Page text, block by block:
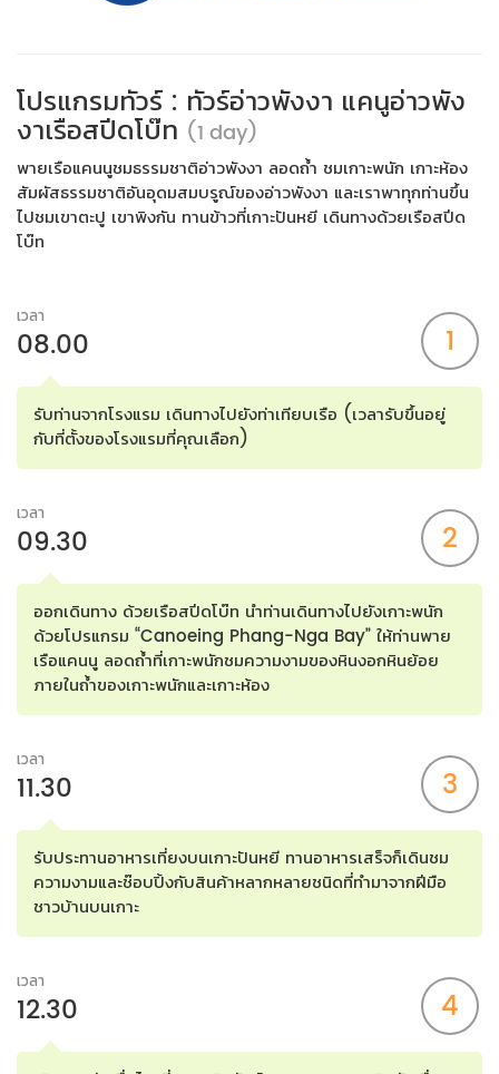
โปรแกรมทัวร์ : ทัวร์อ่าวพังงา แคนูอ่าวพัง
งาเรือสปีดโบ๊ท (1 day)
พายเรือแคนนูชมธรรมชาติอ่าวพังงา ลอดถ้ำ ชมเกาะพนัก เกาะห้อง
สัมผัสธรรมชาติอันอุดมสมบรูณ์ของอ่าวพังงา และเราพาทุกท่านขึ้น
ไปชมเขาตะปู เขาพิงกัน ทานข้าวที่เกาะปันหยี เดินทางด้วยเรือสปีด
โบ๊ท
เวลา
08.00 1
รับท่านจากโรงแรม เดินทางไปยังท่าเทียบเรือ (เวลารับขึ้นอยู่
กับที่ตั้งของโรงแรมที่คุณเลือก)
เวลา
09.30 2
ออกเดินทาง ด้วยเรือสปีดโบ๊ท นำท่านเดินทางไปยังเกาะพนัก
ด้วยโปรแกรม “Canoeing Phang-Nga Bay” ให้ท่านพาย
เรือแคนนู ลอดถ้ำที่เกาะพนักชมความงามของหินงอกหินย้อย
ภายในถ้ำของเกาะพนักและเกาะห้อง
เวลา
11.30 3
รับประทานอาหารเที่ยงบนเกาะปันหยี ทานอาหารเสร็จก็เดินชม
ความงามและช๊อบปิ้งกับสินค้าหลากหลายชนิดที่ทำมาจากฝีมือ
ชาวบ้านบนเกาะ
เวลา
12.30 4